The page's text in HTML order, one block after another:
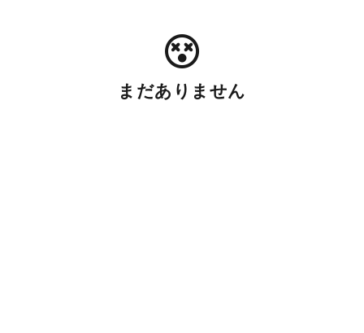
まだありません